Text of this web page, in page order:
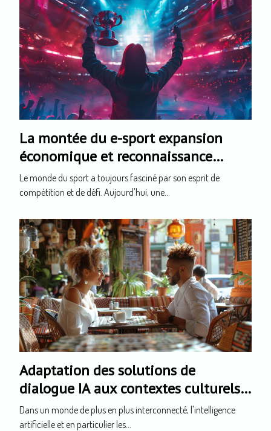
La montée du e-sport expansion
économique et reconnaissance
internationale
Le monde du sport a toujours fasciné par son esprit de
compétition et de défi. Aujourd'hui, une...
Adaptation des solutions de
dialogue IA aux contextes culturels
spécifiques
Dans un monde de plus en plus interconnecté, l'intelligence
artificielle et en particulier les...